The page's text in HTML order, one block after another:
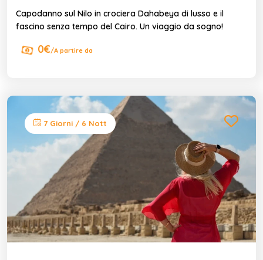
Capodanno sul Nilo in crociera Dahabeya di lusso e il
fascino senza tempo del Cairo. Un viaggio da sogno!
0€/A partire da
7 Giorni / 6 Nott